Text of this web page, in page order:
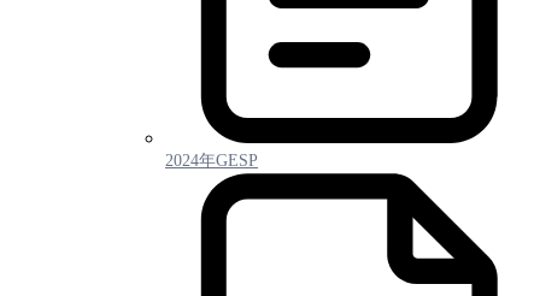
2024年GESP